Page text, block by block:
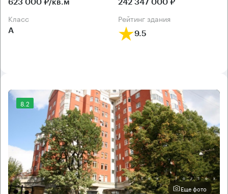
623 000 ₽/кв.м 242 347 000 ₽
класс
А
рейтинг здания
9.5
8.2
Еще фото